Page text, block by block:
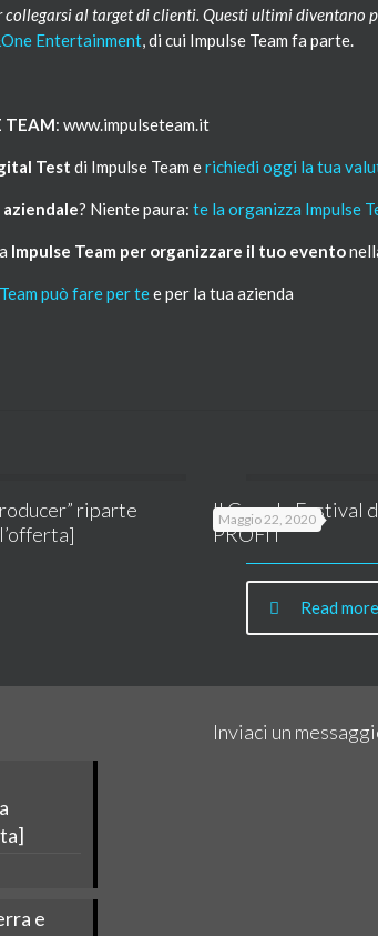
al target di clienti. Questi ultimi diventano
Entertainment, di cui Impulse Team fa parte.
TEAM: www.impulseteam.it
Test di Impulse Team erichiedi oggi la tua
? Niente paura: te la organizza Impulse
Impulse Team per organizzare il tuo evento
può fare per tee per la tua azienda
riparte
Maggio 22, 2020
Il Grande Festival
PROFIT
Read more
e
Inviaci un